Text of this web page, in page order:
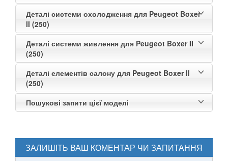
Деталі системи охолодження для Peugeot Boxer
II (250)
Деталі системи живлення для Peugeot Boxer II
(250)
Деталі елементів салону для Peugeot Boxer II
(250)
Пошукові запити цієї моделі
ЗАЛИШІТЬ ВАШ КОМЕНТАР ЧИ ЗАПИТАННЯ